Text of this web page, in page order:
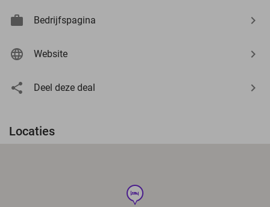
Bedrijfspagina
Website
Deel deze deal
Locaties
hotel